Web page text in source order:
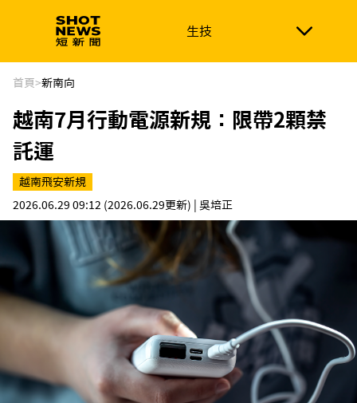
生技
生技 政治
新南向 體育
首頁>新南向
越南7月行動電源新規：限帶2顆禁
託運
越南飛安新規
2026.06.29 09:12 (2026.06.29更新) | 吳培正